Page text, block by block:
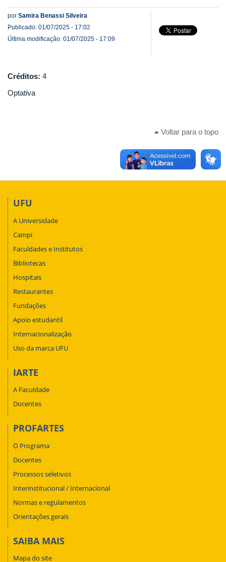
por Samira Benassi Silveira
Publicado: 01/07/2025 - 17:02
Última modificação: 01/07/2025 - 17:09
Créditos: 4
Optativa
Voltar para o topo
UFU
A Universidade
Campi
Faculdades e Institutos
Bibliotecas
Hospitais
Restaurantes
Fundações
Apoio estudantil
Internacionalização
Uso da marca UFU
IARTE
A Faculdade
Docentes
PROFARTES
O Programa
Docentes
Processos seletivos
Interinstitucional / Internacional
Normas e regulamentos
Orientações gerais
SAIBA MAIS
Mapa do site